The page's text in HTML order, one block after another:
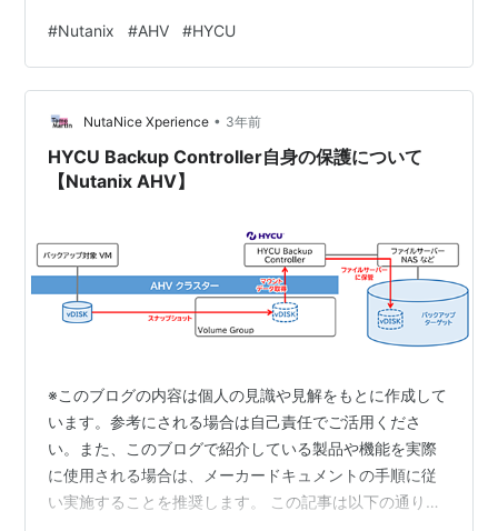
て・HYCU Backup Controllerのバックアップ・リストア
方法①・HYCU Backup Controllerのバックアップ・リス
トア方法② 目次 目次 はじめに 1. 今回の環境 2. Nutanix
のプロテクションドメインでローカルバックアップを取
得 3. H…
#Nutanix #AHV #HYCU
NutaNice Xperience • 3年前
HYCU Backup Controller自身の保護について
【Nutanix AHV】
※このブログの内容は個人の見識や見解をもとに作成して
います。参考にされる場合は自己責任でご活用くださ
い。また、このブログで紹介している製品や機能を実際
に使用される場合は、メーカードキュメントの手順に従
い実施することを推奨します。 この記事は以下の通り連